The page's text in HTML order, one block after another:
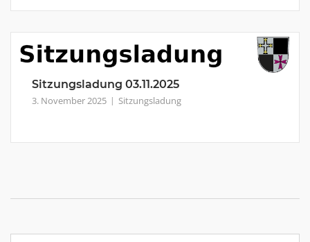
Sitzungsladung 03.11.2025
3. November 2025 Sitzungsladung